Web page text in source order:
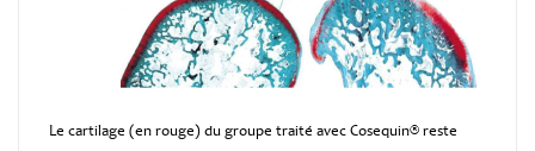
Le cartilage (en rouge) du groupe traité avec Cosequin® reste